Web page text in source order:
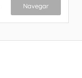
Navegar